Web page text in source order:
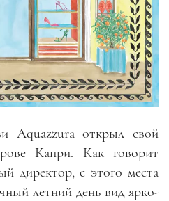
Aquazzura открыл свой
Капри. Как говорит
директор, с этого места
летний день вид ярко-